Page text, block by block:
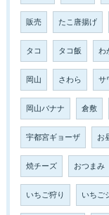
販売 たこ唐揚げ
タコ タコ飯 わ
岡山 さわら サ
岡山バナナ 倉敷
宇都宮ギョーザ お
焼チーズ おつまみ
いちご狩り いちご